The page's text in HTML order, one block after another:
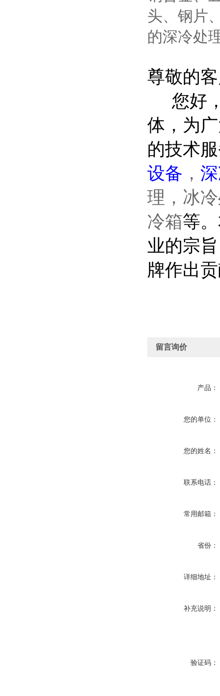
头、钢片
的深冷处
尊敬的
您好，
体，为
的技术
设备 ，
理，冰
冷箱等
业的宗
牌作出
留言询价
产品：
您的单位：
您的姓名：
联系电话：
常用邮箱：
省份：
详细地址：
补充说明：
验证码：